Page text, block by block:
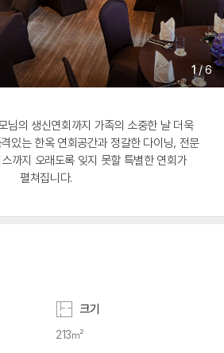
1/6
님의 생신연회까지 가족의 소중한 날 더욱
있는 한옥 연회공간과 정갈한 다이닝, 전문
까지 오래도록 잊지 못할 특별한 연회가
펼쳐집니다.
크기
213㎡